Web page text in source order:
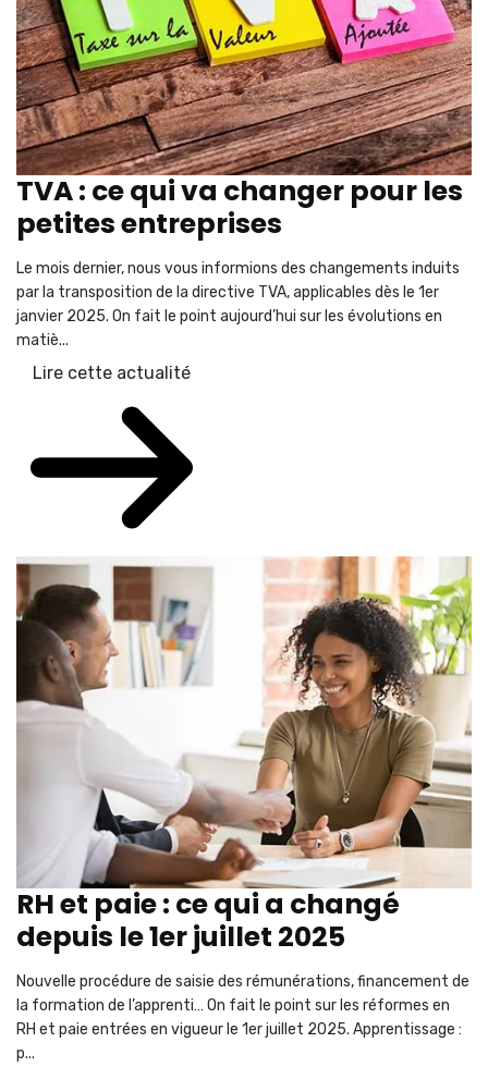
TVA : ce qui va changer pour les
petites entreprises
Le mois dernier, nous vous informions des changements induits
par la transposition de la directive TVA, applicables dès le 1er
janvier 2025. On fait le point aujourd’hui sur les évolutions en
matiè...
Lire cette actualité
RH et paie : ce qui a changé
depuis le 1er juillet 2025
Nouvelle procédure de saisie des rémunérations, financement de
la formation de l’apprenti… On fait le point sur les réformes en
RH et paie entrées en vigueur le 1er juillet 2025. Apprentissage :
p...